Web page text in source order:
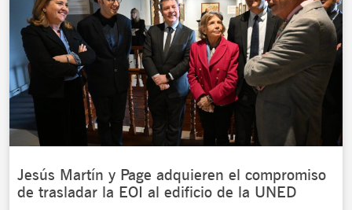
Jesús Martín y Page adquieren el compromiso
de trasladar la EOI al edificio de la UNED